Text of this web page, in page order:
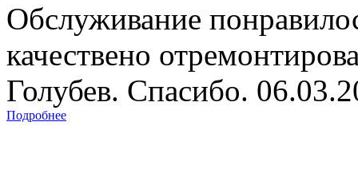
Обслуживание
качествено
Голубев. Спасибо.
Подробнее